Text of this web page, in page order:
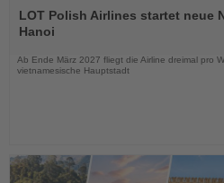
Sie
die
LOT Polish Airlines startet neue
Hanoi
Ab Ende März 2027 fliegt die Airline dreimal pro
vietnamesische Hauptstadt